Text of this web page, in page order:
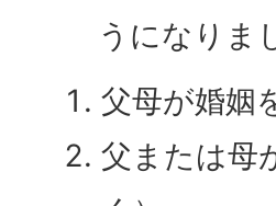
うになりま
父母が婚
父または母